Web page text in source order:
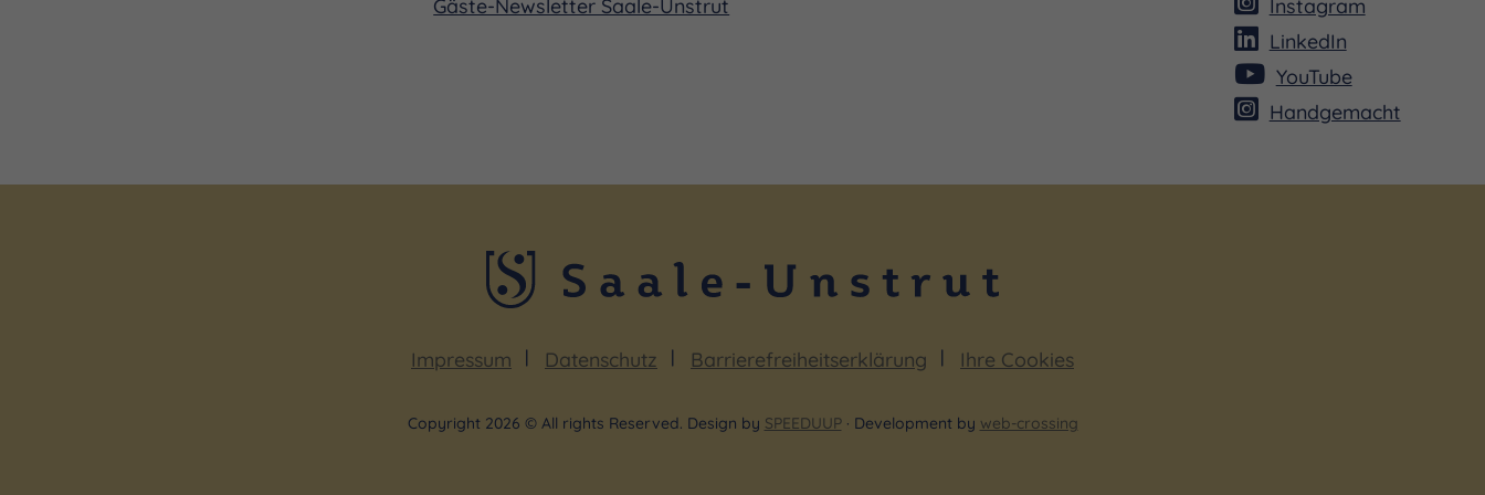
Heute wirkt Fassang als Lehrer an der Liszt-Akademie Budapest und am Conservatoire de Paris. Zugleich ist
Konzertsaalorgels beteiligt und verantwortet bzw. prägt die Orgelkonzerte des Hauses seit 2006 maßgeblich
mit. Damit steht er für eine Künstlerpersönlichkeit, die virtuoses Spiel, stilistische Offenheit und die Kunst der
Gäste-Newsletter Saale-Unstrut
Instagram
LinkedIn
YouTube
Handgemacht
Impressum Datenschutz Barrierefreiheitserklärung Ihre Cookies
Copyright 2026 © All rights Reserved. Design by SPEEDUUP· Development by web-crossing